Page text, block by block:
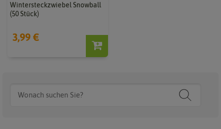
Wintersteckzwiebel Snowball
(50 Stück)
3,99 €